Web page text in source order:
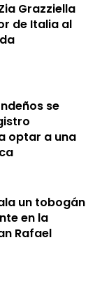
Grazziella
de Italia al
se
optar a una
un tobogán
en la
Rafael